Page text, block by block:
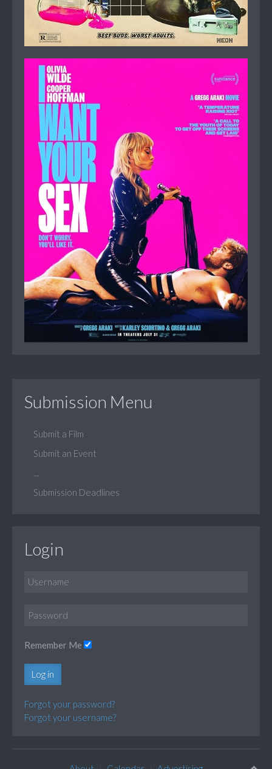
Submission Menu
Submit a Film
Submit an Event
Submission Deadlines
Login
Remember Me
Log in
Forgot your password?
Forgot your username?